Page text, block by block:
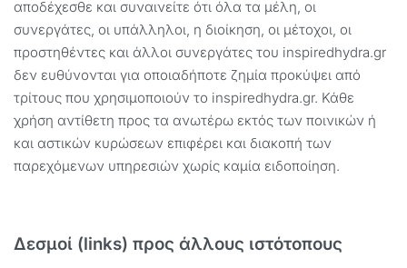
αποδέχεσθε και συναινείτε ότι όλα τα μέλη, οι
συνεργάτες, οι υπάλληλοι, η διοίκηση, οι μέτοχοι, οι
προστηθέντες και άλλοι συνεργάτες του inspiredhydra.gr
δεν ευθύνονται για οποιαδήποτε ζημία προκύψει από
τρίτους που χρησιμοποιούν το inspiredhydra.gr. Κάθε
χρήση αντίθετη προς τα ανωτέρω εκτός των ποινικών ή
και αστικών κυρώσεων επιφέρει και διακοπή των
παρεχόμενων υπηρεσιών χωρίς καμία ειδοποίηση.
Δεσμοί (links) προς άλλους ιστότοπους